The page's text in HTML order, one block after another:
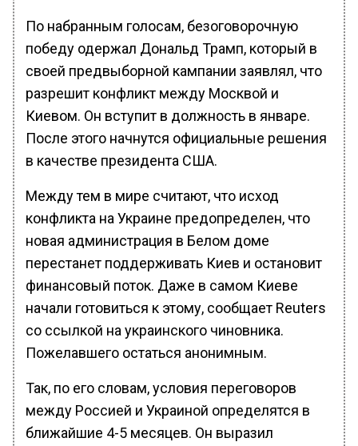
По набранным голосам, безоговорочную
победу одержал Дональд Трамп, который в
своей предвыборной кампании заявлял, что
разрешит конфликт между Москвой и
Киевом. Он вступит в должность в январе.
После этого начнутся официальные решения
в качестве президента США.
Между тем в мире считают, что исход
конфликта на Украине предопределен, что
новая администрация в Белом доме
перестанет поддерживать Киев и остановит
финансовый поток. Даже в самом Киеве
начали готовиться к этому, сообщает Reuters
со ссылкой на украинского чиновника.
Пожелавшего остаться анонимным.
Так, по его словам, условия переговоров
между Россией и Украиной определятся в
ближайшие 4-5 месяцев. Он выразил